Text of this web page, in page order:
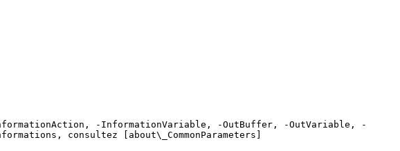
-InformationVariable, -OutBuffer, -OutVariable, -
consultez [about\_CommonParameters]